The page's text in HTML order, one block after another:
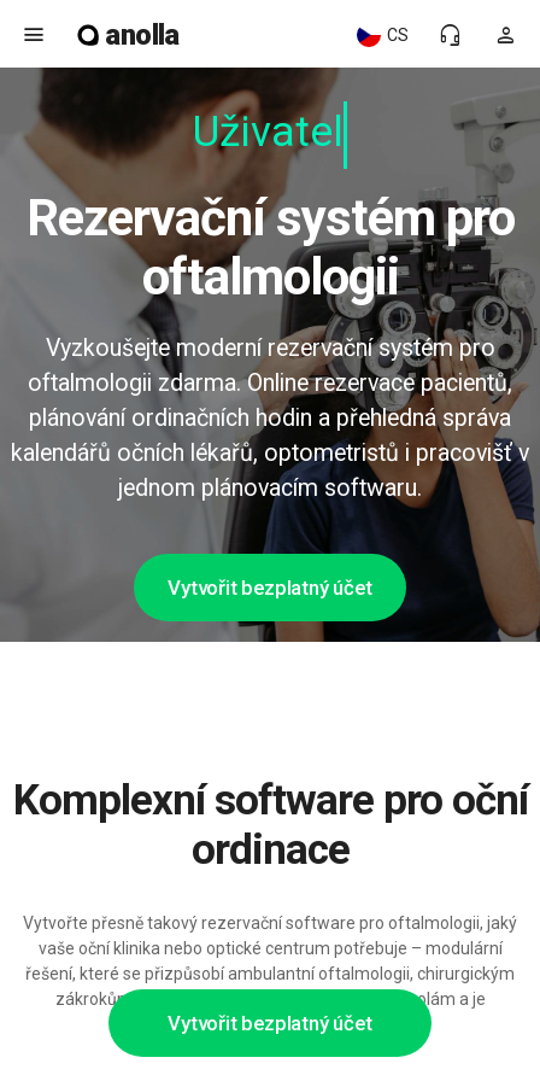
menu anolla person
headset_mic
CS
Uživatelsk
Rezervační systém pro
oftalmologii
Vyzkoušejte moderní rezervační systém pro
oftalmologii zdarma. Online rezervace pacientů,
plánování ordinačních hodin a přehledná správa
kalendářů očních lékařů, optometristů i pracovišť v
jednom plánovacím softwaru.
Vytvořit bezplatný účet
Vytvořit bezplatný účet
Komplexní software pro oční
ordinace
Vytvořte přesně takový rezervační software pro oftalmologii, jaký
vaše oční klinika nebo optické centrum potřebuje – modulární
řešení, které se přizpůsobí ambulantní oftalmologii, chirurgickým
zákrokům, vyšetřením zraku a následným kontrolám a je
připravené růst spolu s vaší klinikou.